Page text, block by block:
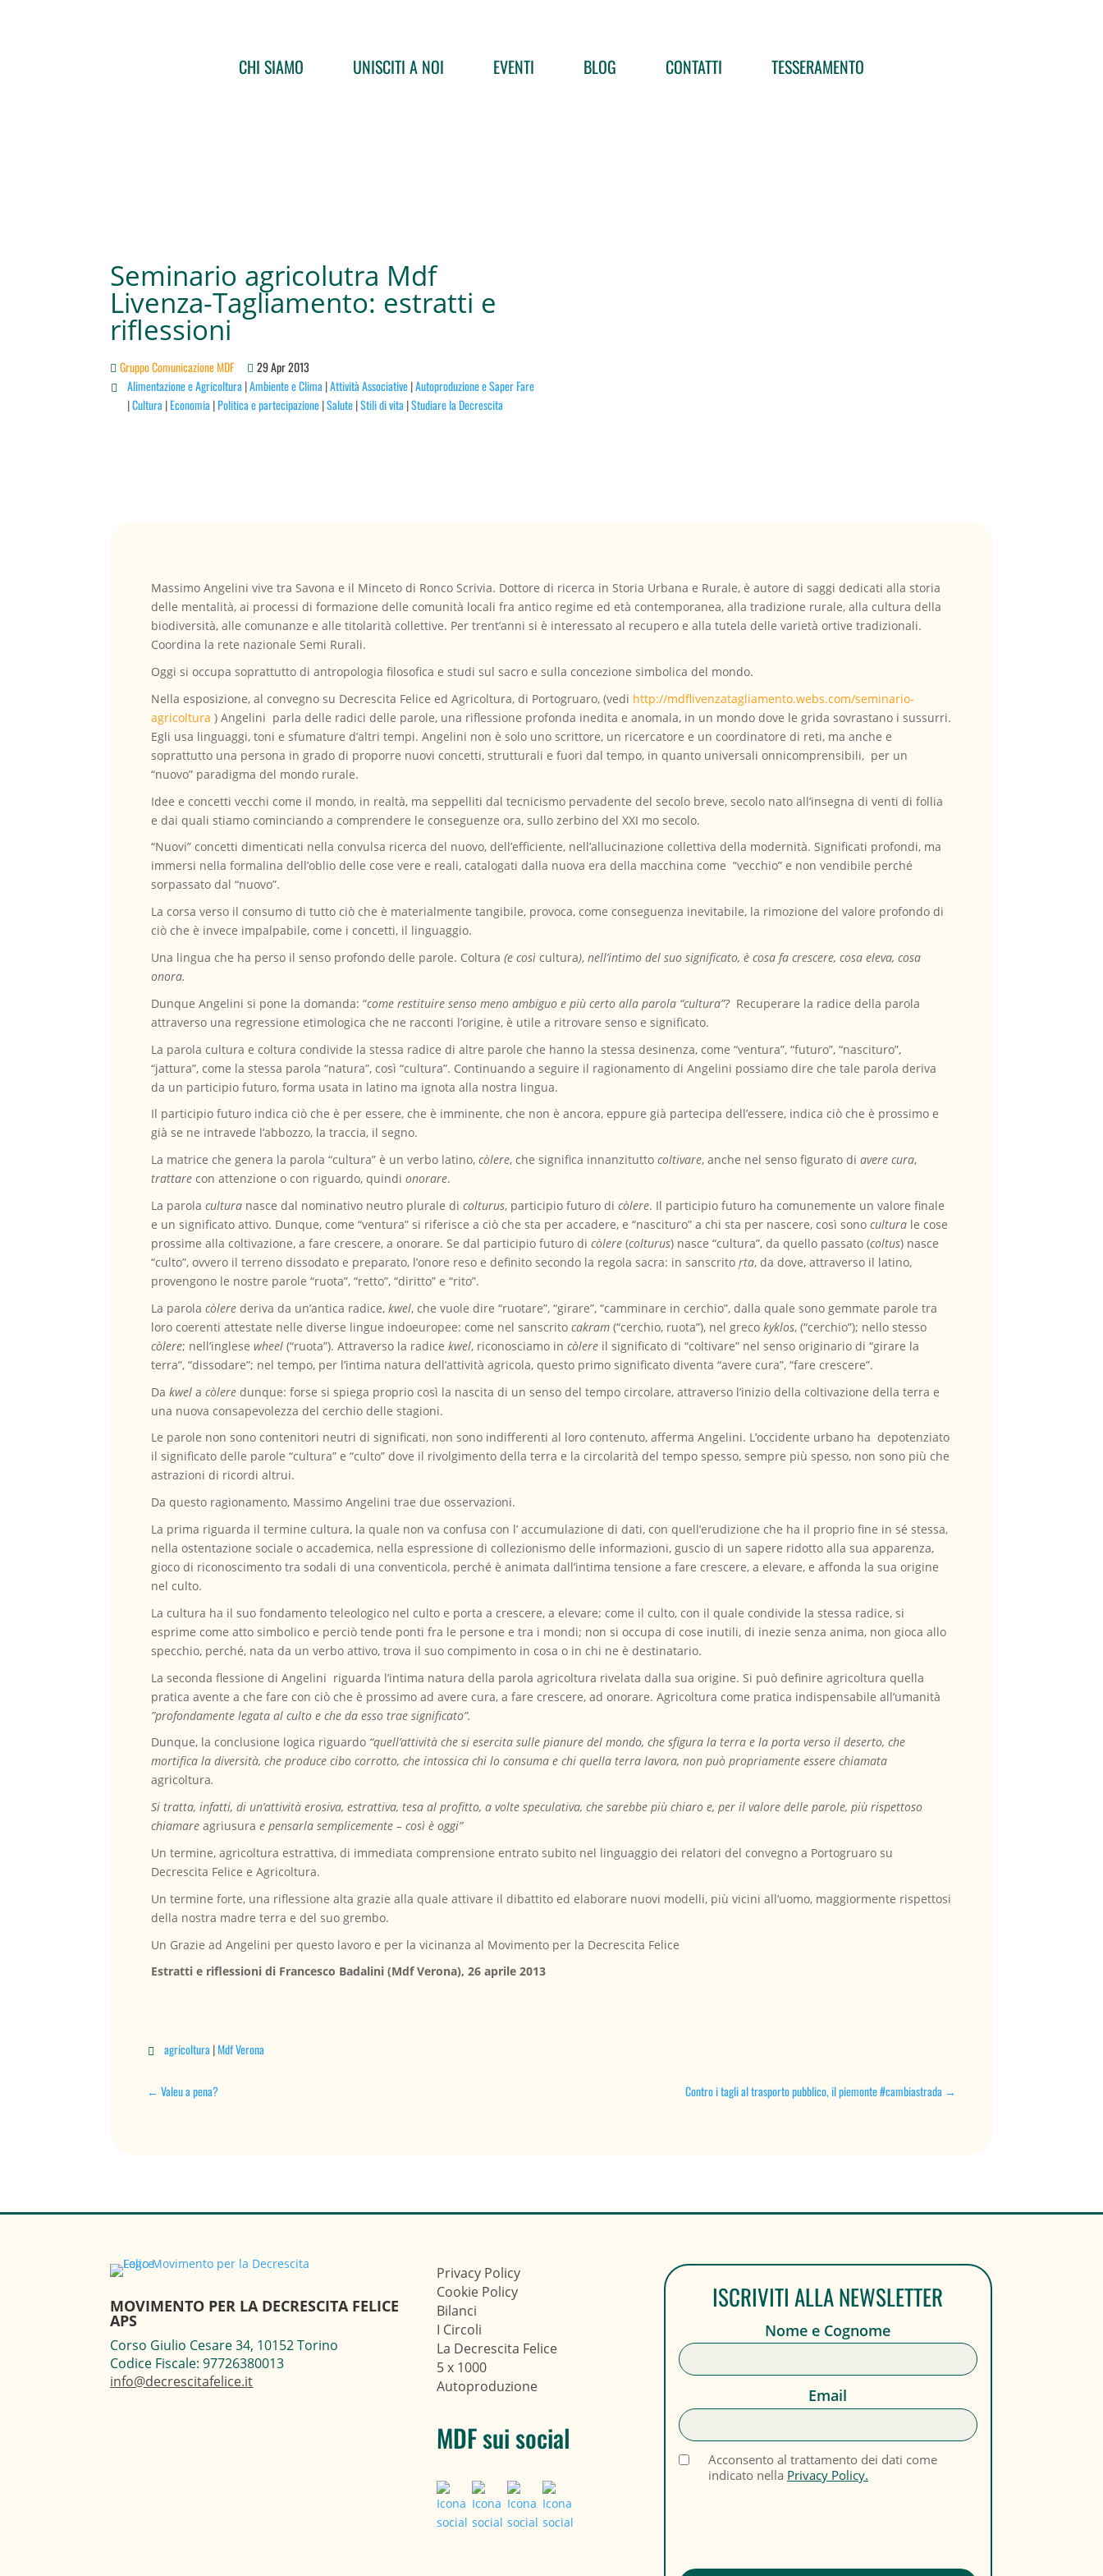
CHI SIAMO UNISCITI A NOI EVENTI BLOG CONTATTI TESSERAMENTO
Seminario agricolutra Mdf
Livenza-Tagliamento: estratti e
riflessioni
Gruppo Comunicazione MDF 29 Apr 2013
 Alimentazione e Agricoltura |Ambiente e Clima |Attività Associative|Autoproduzione e Saper Fare
|Cultura |Economia |Politica e partecipazione|Salute|Stili di vita |Studiare la Decrescita
Massimo Angelini vive tra Savona e il Minceto di Ronco Scrivia. Dottore di ricerca in Storia Urbana e Rurale, è autore di saggi dedicati alla storia
delle mentalità, ai processi di formazione delle comunità locali fra antico regime ed età contemporanea, alla tradizione rurale, alla cultura della
biodiversità, alle comunanze e alle titolarità collettive. Per trent’anni si è interessato al recupero e alla tutela delle varietà ortive tradizionali.
Coordina la rete nazionale Semi Rurali.
Oggi si occupa soprattutto di antropologia filosofica e studi sul sacro e sulla concezione simbolica del mondo.
Nella esposizione, al convegno su Decrescita Felice ed Agricoltura, di Portogruaro, (vedi http://mdflivenzatagliamento.webs.com/seminario-
agricoltura ) Angelini parla delle radici delle parole, una riflessione profonda inedita e anomala, in un mondo dove le grida sovrastano i sussurri.
Egli usa linguaggi, toni e sfumature d’altri tempi. Angelini non è solo uno scrittore, un ricercatore e un coordinatore di reti, ma anche e
soprattutto una persona in grado di proporre nuovi concetti, strutturali e fuori dal tempo, in quanto universali onnicomprensibili, per un
“nuovo” paradigma del mondo rurale.
Idee e concetti vecchi come il mondo, in realtà, ma seppelliti dal tecnicismo pervadente del secolo breve, secolo nato all’insegna di venti di follia
e dai quali stiamo cominciando a comprendere le conseguenze ora, sullo zerbino del XXI mo secolo.
“Nuovi” concetti dimenticati nella convulsa ricerca del nuovo, dell’efficiente, nell’allucinazione collettiva della modernità. Significati profondi, ma
immersi nella formalina dell’oblio delle cose vere e reali, catalogati dalla nuova era della macchina come “vecchio” e non vendibile perché
sorpassato dal “nuovo”.
La corsa verso il consumo di tutto ciò che è materialmente tangibile, provoca, come conseguenza inevitabile, la rimozione del valore profondo di
ciò che è invece impalpabile, come i concetti, il linguaggio.
Una lingua che ha perso il senso profondo delle parole. Coltura(e cosìcultura),nell’intimo del suo significato, è cosa fa crescere, cosa eleva, cosa
onora.
Dunque Angelini si pone la domanda: “come restituire senso meno ambiguo e più certo alla parola “cultura”?Recuperare la radice della parola
attraverso una regressione etimologica che ne racconti l’origine, è utile a ritrovare senso e significato.
La parola cultura e coltura condivide la stessa radice di altre parole che hanno la stessa desinenza, come “ventura”, “futuro”, “nascituro”,
“jattura”, come la stessa parola “natura”, così “cultura”. Continuando a seguire il ragionamento di Angelini possiamo dire che tale parola deriva
da un participio futuro, forma usata in latino ma ignota alla nostra lingua.
Il participio futuro indica ciò che è per essere, che è imminente, che non è ancora, eppure già partecipa dell’essere, indica ciò che è prossimo e
già se ne intravede l’abbozzo, la traccia, il segno.
La matrice che genera la parola “cultura” è un verbo latino,còlere, che significa innanzituttocoltivare, anche nel senso figurato diavere cura,
trattarecon attenzione o con riguardo, quindionorare.
La parolacultura nasce dal nominativo neutro plurale dicolturus, participio futuro dicòlere. Il participio futuro ha comunemente un valore finale
e un significato attivo. Dunque, come “ventura” si riferisce a ciò che sta per accadere, e “nascituro” a chi sta per nascere, così sonocultura le cose
prossime alla coltivazione, a fare crescere, a onorare. Se dal participio futuro dicòlere (colturus) nasce “cultura”, da quello passato (coltus) nasce
“culto”, ovvero il terreno dissodato e preparato, l’onore reso e definito secondo la regola sacra: in sanscritoŗta, da dove, attraverso il latino,
provengono le nostre parole “ruota”, “retto”, “diritto” e “rito”.
La parolacòlerederiva da un’antica radice,kwel, che vuole dire “ruotare”, “girare”, “camminare in cerchio”, dalla quale sono gemmate parole tra
loro coerenti attestate nelle diverse lingue indoeuropee: come nel sanscritocakram (“cerchio, ruota”), nel grecokyklos, (“cerchio”); nello stesso
còlere; nell’inglesewheel (“ruota”). Attraverso la radicekwel, riconosciamo incòlere il significato di “coltivare” nel senso originario di “girare la
terra”, “dissodare”; nel tempo, per l’intima natura dell’attività agricola, questo primo significato diventa “avere cura”, “fare crescere”.
Dakwel acòleredunque: forse si spiega proprio così la nascita di un senso del tempo circolare, attraverso l’inizio della coltivazione della terra e
una nuova consapevolezza del cerchio delle stagioni.
Le parole non sono contenitori neutri di significati, non sono indifferenti al loro contenuto, afferma Angelini. L’occidente urbano ha depotenziato
il significato delle parole “cultura” e “culto” dove il rivolgimento della terra e la circolarità del tempo spesso, sempre più spesso, non sono più che
astrazioni di ricordi altrui.
Da questo ragionamento, Massimo Angelini trae due osservazioni.
La prima riguarda il termine cultura, la quale non va confusa con l’ accumulazione di dati, con quell’erudizione che ha il proprio fine in sé stessa,
nella ostentazione sociale o accademica, nella espressione di collezionismo delle informazioni, guscio di un sapere ridotto alla sua apparenza,
gioco di riconoscimento tra sodali di una conventicola, perché è animata dall’intima tensione a fare crescere, a elevare, e affonda la sua origine
nel culto.
La cultura ha il suo fondamento teleologico nel culto e porta a crescere, a elevare; come il culto, con il quale condivide la stessa radice, si
esprime come atto simbolico e perciò tende ponti fra le persone e tra i mondi; non si occupa di cose inutili, di inezie senza anima, non gioca allo
specchio, perché, nata da un verbo attivo, trova il suo compimento in cosa o in chi ne è destinatario.
La seconda flessione di Angelini riguarda l’intima natura della parola agricoltura rivelata dalla sua origine. Si può definire agricoltura quella
pratica avente a che fare con ciò che è prossimo ad avere cura, a fare crescere, ad onorare. Agricoltura come pratica indispensabile all’umanità
”profondamente legata al culto e che da esso trae significato”.
Dunque, la conclusione logica riguardo “quell’attività che si esercita sulle pianure del mondo, che sfigura la terra e la porta verso il deserto, che
mortifica la diversità, che produce cibo corrotto, che intossica chi lo consuma e chi quella terra lavora, non può propriamente essere chiamata
agricoltura.
Si tratta, infatti, di un’attività erosiva, estrattiva, tesa al profitto, a volte speculativa, che sarebbe più chiaro e, per il valore delle parole, più rispettoso
chiamareagriusurae pensarla semplicemente – così è oggi”
Un termine, agricoltura estrattiva, di immediata comprensione entrato subito nel linguaggio dei relatori del convegno a Portogruaro su
Decrescita Felice e Agricoltura.
Un termine forte, una riflessione alta grazie alla quale attivare il dibattito ed elaborare nuovi modelli, più vicini all’uomo, maggiormente rispettosi
della nostra madre terra e del suo grembo.
Un Grazie ad Angelini per questo lavoro e per la vicinanza al Movimento per la Decrescita Felice
Estratti e riflessioni di Francesco Badalini (Mdf Verona), 26 aprile 2013
 agricoltura|Mdf Verona
←Valeu a pena? Contro i tagli al trasporto pubblico, il piemonte #cambiastrada→
MOVIMENTO PER LA DECRESCITA FELICE
APS
Corso Giulio Cesare 34, 10152 Torino
Codice Fiscale: 97726380013
info@decrescitafelice.it
Privacy Policy
Cookie Policy
Bilanci
I Circoli
La Decrescita Felice
5 x 1000
Autoproduzione
MDF sui social
ISCRIVITI ALLA NEWSLETTER
Nome e Cognome
Email
Acconsento al trattamento dei dati come
indicato nella Privacy Policy.